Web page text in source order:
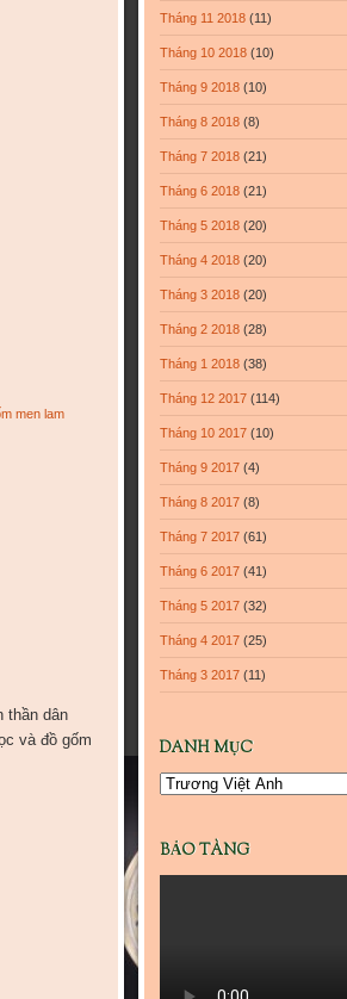
men lam
thần dân
và đồ gốm
Tháng 11 2018 (11)
Tháng 10 2018 (10)
Tháng 9 2018 (10)
Tháng 8 2018 (8)
Tháng 7 2018 (21)
Tháng 6 2018 (21)
Tháng 5 2018 (20)
Tháng 4 2018 (20)
Tháng 3 2018 (20)
Tháng 2 2018 (28)
Tháng 1 2018 (38)
Tháng 12 2017 (114)
Tháng 10 2017 (10)
Tháng 9 2017 (4)
Tháng 8 2017 (8)
Tháng 7 2017 (61)
Tháng 6 2017 (41)
Tháng 5 2017 (32)
Tháng 4 2017 (25)
Tháng 3 2017 (11)
DANH MỤC
Danh
BẢO TÀNG